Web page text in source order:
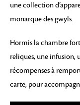
une collection
monarque des gwyls.
Hormis la chambre
reliques, une infusion,
récompenses à
carte, pour